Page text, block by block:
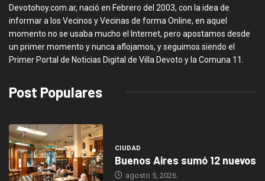
Devotohoy.com.ar, nació en Febrero del 2003, con la idea de
informar a los Vecinos y Vecinas de forma Online, en aquel
momento no se usaba mucho el Internet, pero apostamos desde
un primer momento y nunca aflojamos, y seguimos siendo el
Primer Portal de Noticias Digital de Villa Devoto y la Comuna 11.
Post Populares
CIUDAD
Buenos Aires sumó 12 nuevos
agosto 5, 2026